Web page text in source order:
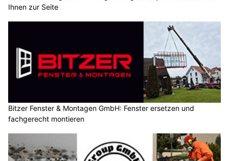
Ihnen zur Seite
Bitzer Fenster & Montagen GmbH: Fenster ersetzen und
fachgerecht montieren